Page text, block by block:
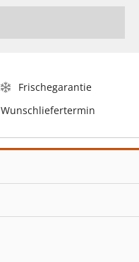
Frischegarantie
Wunschliefertermin